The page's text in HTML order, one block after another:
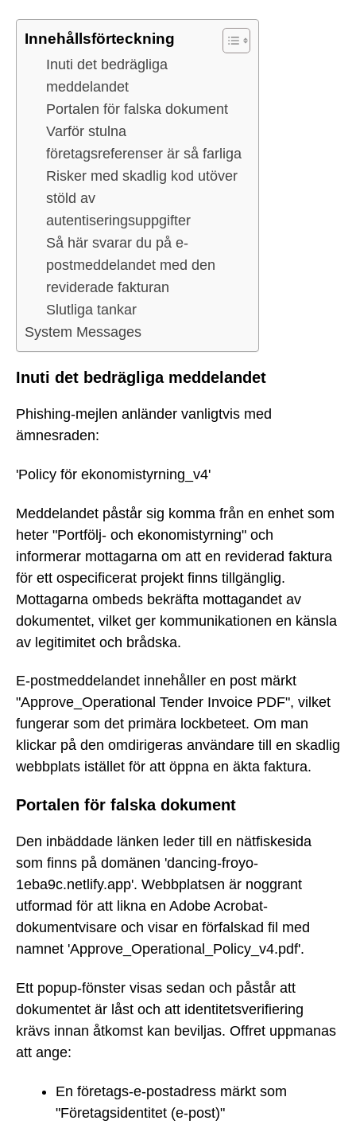
Innehållsförteckning
Inuti det bedrägliga
meddelandet
Portalen för falska dokument
Varför stulna
företagsreferenser är så farliga
Risker med skadlig kod utöver
stöld av
autentiseringsuppgifter
Så här svarar du på e-
postmeddelandet med den
reviderade fakturan
Slutliga tankar
System Messages
Inuti det bedrägliga meddelandet
Phishing-mejlen anländer vanligtvis med
ämnesraden:
'Policy för ekonomistyrning_v4'
Meddelandet påstår sig komma från en enhet som
heter "Portfölj- och ekonomistyrning" och
informerar mottagarna om att en reviderad faktura
för ett ospecificerat projekt finns tillgänglig.
Mottagarna ombeds bekräfta mottagandet av
dokumentet, vilket ger kommunikationen en känsla
av legitimitet och brådska.
E-postmeddelandet innehåller en post märkt
"Approve_Operational Tender Invoice PDF", vilket
fungerar som det primära lockbeteet. Om man
klickar på den omdirigeras användare till en skadlig
webbplats istället för att öppna en äkta faktura.
Portalen för falska dokument
Den inbäddade länken leder till en nätfiskesida
som finns på domänen 'dancing-froyo-
1eba9c.netlify.app'. Webbplatsen är noggrant
utformad för att likna en Adobe Acrobat-
dokumentvisare och visar en förfalskad fil med
namnet 'Approve_Operational_Policy_v4.pdf'.
Ett popup-fönster visas sedan och påstår att
dokumentet är låst och att identitetsverifiering
krävs innan åtkomst kan beviljas. Offret uppmanas
att ange:
En företags-e-postadress märkt som
"Företagsidentitet (e-post)"